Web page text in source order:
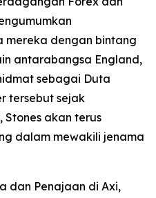
mereka dengan bintang
antarabangsa England,
sebagai Duta
tersebut sejak
Stones akan terus
dalam mewakili jenama
dan Penajaan di Axi,